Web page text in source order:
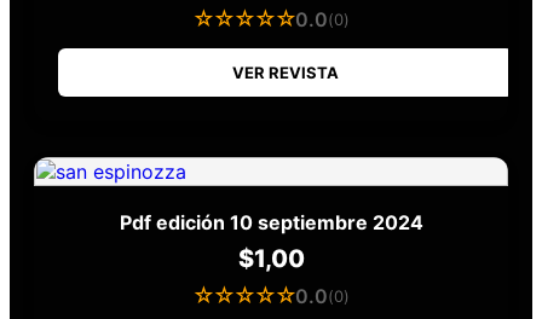
☆☆☆☆☆0.0(0)
VER REVISTA
Pdf edición 10 septiembre 2024
$1,00
☆☆☆☆☆0.0(0)